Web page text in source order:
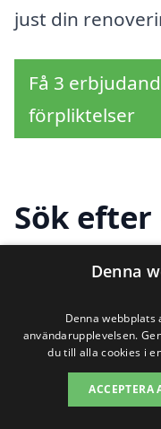
just din
Få 3
förpliktelser
Sök efter
städer
Att renovera
Denna
Denna
användarupplevelsen.
du till alla cookies i
ACCEPTERA